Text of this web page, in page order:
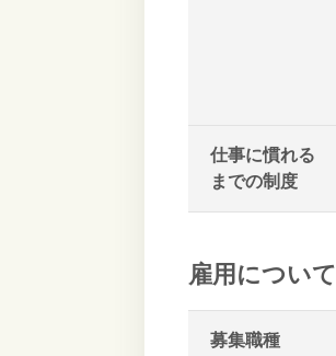
仕事に慣れる
までの制度
雇用について
募集職種